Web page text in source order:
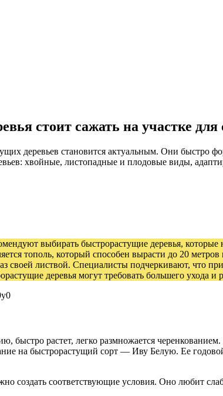
стоит сажать на участке для
деревьев становится актуальным. Они
хвойные, листопадные и плодовые виды,
выбирать быстрорастущие деревья,
тополь, который способен вырасти до 20
своей листвой. Специалисты подчеркивают, что
деревья могут требовать большего ухода
быстро растет, легко размножается
на быстрорастущий сорт — Иву Белую. Ее
создать соответствующие условия. Оно любит